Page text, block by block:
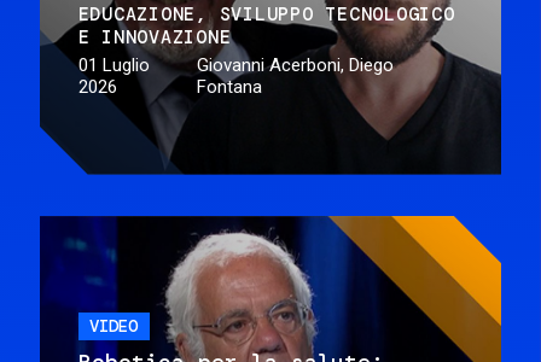
EDUCAZIONE
SVILUPPO TECNOLOGICO
E INNOVAZIONE
01 Luglio
2026
Giovanni Acerboni, Diego
Fontana
VIDEO